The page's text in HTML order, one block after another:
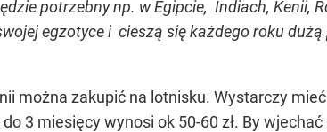
potrzebny np. w Egipcie, Indiach, Kenii,
egzotyce i cieszą się każdego roku
można zakupić na lotnisku. Wystarczy
3 miesięcy wynosi ok 50-60 zł. By